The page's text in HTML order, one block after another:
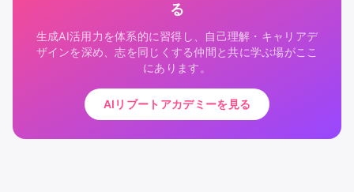
る
生成AI活用力を体系的に習得し、自己理解・キャリアデ
ザインを深め、志を同じくする仲間と共に学ぶ場がここ
にあります。
AIリブートアカデミーを見る